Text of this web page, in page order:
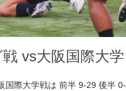
vs大阪国際大学
国際大学戦は 前半 9-29 後半 0-